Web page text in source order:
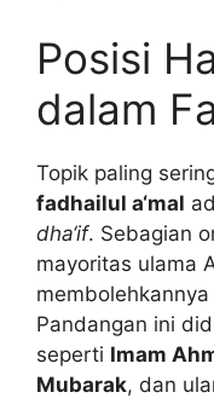
Posisi
dalam
Topik paling
fadhailul a‘mal
dha‘if. Sebagian
mayoritas ulama
Pandangan ini
seperti Imam
Mubarak, dan